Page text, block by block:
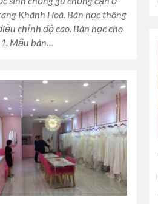
Khánh Hoà. Bàn học thông
chỉnh độ cao. Bàn học cho
Mẫu bàn…